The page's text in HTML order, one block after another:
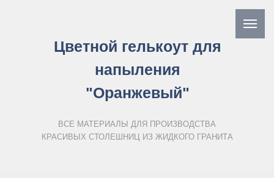
Цветной гелькоут для
напыления
"Оранжевый"
ВСЕ МАТЕРИАЛЫ ДЛЯ ПРОИЗВОДСТВА
КРАСИВЫХ СТОЛЕШНИЦ ИЗ ЖИДКОГО ГРАНИТА